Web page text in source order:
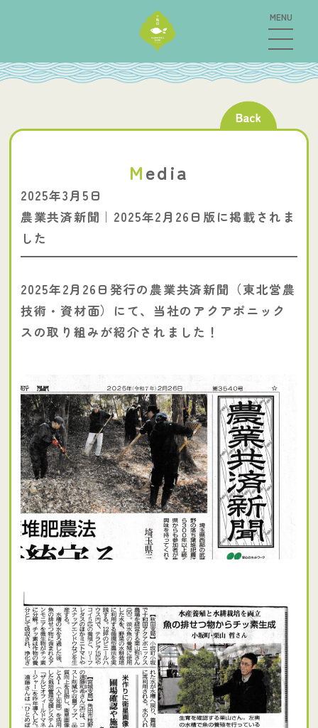
Media
2025年3月5日
農業共済新聞｜2025年2月26日版に掲載されま
した
2025年2月26日発行の農業共済新聞（東北営農
技術・資材面）にて、当社のアクアポニック
スの取り組みが紹介されました！